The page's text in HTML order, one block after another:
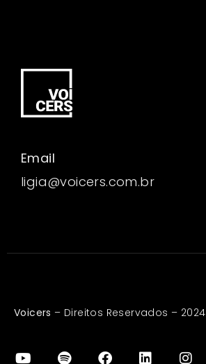
Email
ligia@voicers.com.br
Voicers – Direitos Reservados – 2024